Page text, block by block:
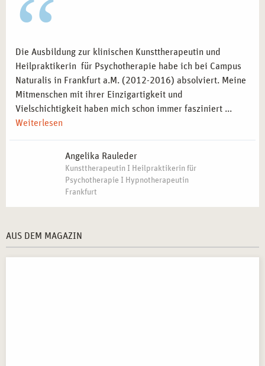
Die Ausbildung zur klinischen Kunsttherapeutin und
Heilpraktikerin für Psychotherapie habe ich bei Campus
Naturalis in Frankfurt a.M. (2012-2016) absolviert. Meine
Mitmenschen mit ihrer Einzigartigkeit und
Vielschichtigkeit haben mich schon immer fasziniert ...
Weiterlesen
Angelika Rauleder
Kunsttherapeutin I Heilpraktikerin für
Psychotherapie I Hypnotherapeutin
Frankfurt
AUS DEM MAGAZIN